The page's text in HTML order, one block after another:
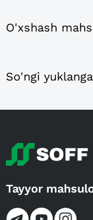
O'xshash
So'ngi
Tayyor